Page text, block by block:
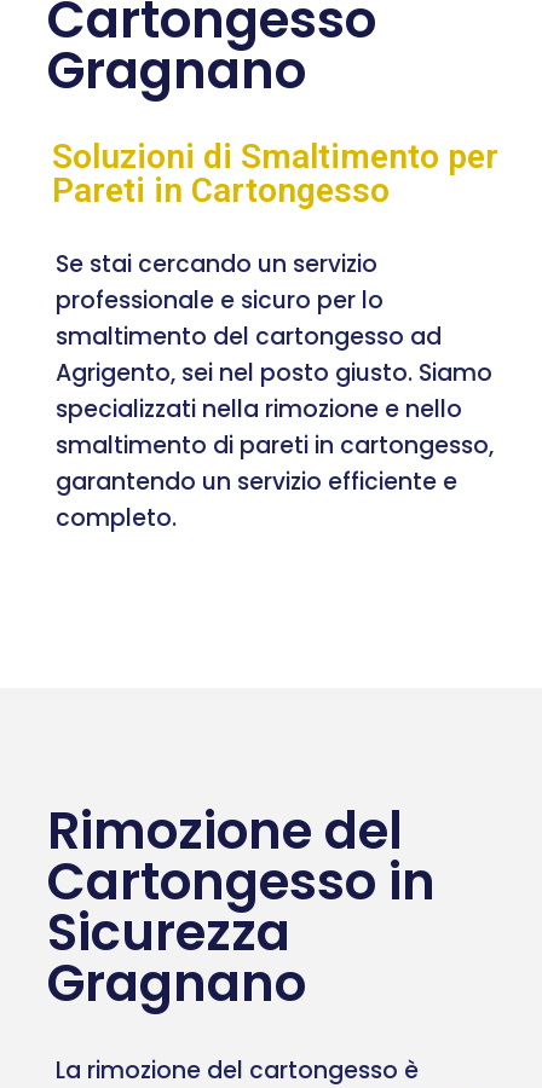
Cartongesso
Gragnano
Soluzioni di Smaltimento per
Pareti in Cartongesso
Se stai cercando un servizio
professionale e sicuro per lo
smaltimento del cartongesso ad
Agrigento, sei nel posto giusto. Siamo
specializzati nella rimozione e nello
smaltimento di pareti in cartongesso,
garantendo un servizio efficiente e
completo.
Rimozione del
Cartongesso in
Sicurezza
Gragnano
La rimozione del cartongesso è